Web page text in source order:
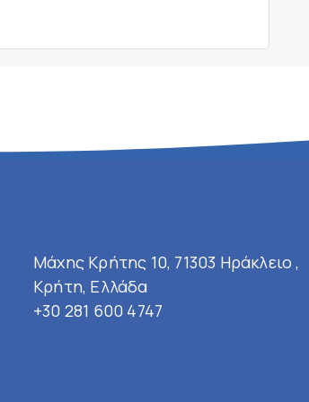
Μάχης Κρήτης 10, 71303 Ηράκλειο ,
Κρήτη, Ελλάδα
+30 281 600 4747